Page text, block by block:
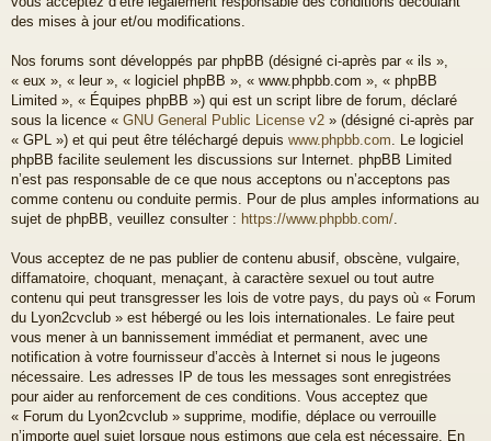
des mises à jour et/ou modifications.
Nos forums sont développés par phpBB (désigné ci-après par « ils »,
« eux », « leur », « logiciel phpBB », « www.phpbb.com », « phpBB
Limited », « Équipes phpBB ») qui est un script libre de forum, déclaré
sous la licence « GNU General Public License v2 » (désigné ci-après par
« GPL ») et qui peut être téléchargé depuis www.phpbb.com. Le logiciel
phpBB facilite seulement les discussions sur Internet. phpBB Limited
n’est pas responsable de ce que nous acceptons ou n’acceptons pas
comme contenu ou conduite permis. Pour de plus amples informations au
sujet de phpBB, veuillez consulter : https://www.phpbb.com/.
Vous acceptez de ne pas publier de contenu abusif, obscène, vulgaire,
diffamatoire, choquant, menaçant, à caractère sexuel ou tout autre
contenu qui peut transgresser les lois de votre pays, du pays où « Forum
du Lyon2cvclub » est hébergé ou les lois internationales. Le faire peut
vous mener à un bannissement immédiat et permanent, avec une
notification à votre fournisseur d’accès à Internet si nous le jugeons
nécessaire. Les adresses IP de tous les messages sont enregistrées
pour aider au renforcement de ces conditions. Vous acceptez que
« Forum du Lyon2cvclub » supprime, modifie, déplace ou verrouille
n’importe quel sujet lorsque nous estimons que cela est nécessaire. En